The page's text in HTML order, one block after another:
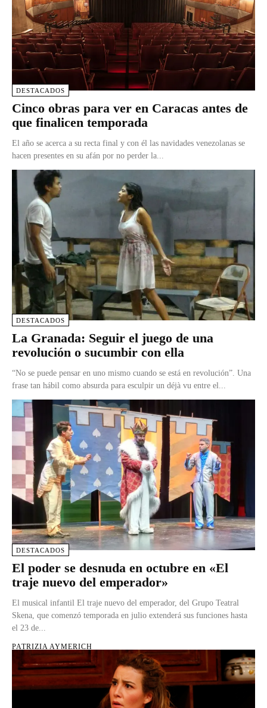
DESTACADOS
Cinco obras para ver en Caracas antes de
que finalicen temporada
El año se acerca a su recta final y con él las navidades venezolanas se
hacen presentes en su afán por no perder la...
DESTACADOS
La Granada: Seguir el juego de una
revolución o sucumbir con ella
“No se puede pensar en uno mismo cuando se está en revolución”. Una
frase tan hábil como absurda para esculpir un déjà vu entre el...
DESTACADOS
El poder se desnuda en octubre en «El
traje nuevo del emperador»
El musical infantil El traje nuevo del emperador, del Grupo Teatral
Skena, que comenzó temporada en julio extenderá sus funciones hasta
el 23 de...
PATRIZIA AYMERICH